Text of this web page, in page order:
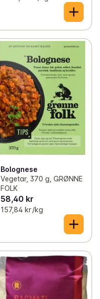
Bolognese
Vegetar, 370 g, GRØNNE
FOLK
58,40 kr
157,84 kr /kg